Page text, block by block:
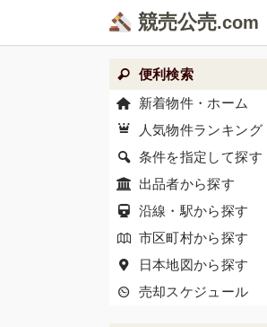
競売公売
便利検索
新着物件・ホーム
人気物件ランキング
条件を指定して探す
出品者から探す
沿線・駅から探す
市区町村から探す
日本地図から探す
売却スケジュール